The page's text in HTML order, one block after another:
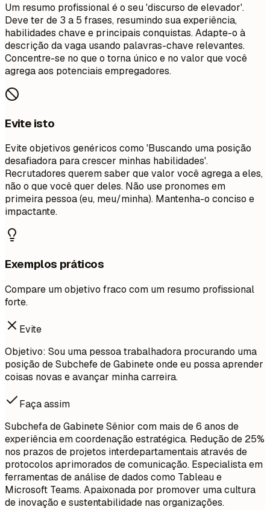
Um resumo profissional é o seu 'discurso de elevador'.
Deve ter de 3 a 5 frases, resumindo sua experiência,
habilidades chave e principais conquistas. Adapte-o à
descrição da vaga usando palavras-chave relevantes.
Concentre-se no que o torna único e no valor que você
agrega aos potenciais empregadores.
Evite isto
Evite objetivos genéricos como 'Buscando uma posição
desafiadora para crescer minhas habilidades'.
Recrutadores querem saber que valor você agrega a eles,
não o que você quer deles. Não use pronomes em
primeira pessoa (eu, meu/minha). Mantenha-o conciso e
impactante.
Exemplos práticos
Compare um objetivo fraco com um resumo profissional
forte.
Evite
Objetivo: Sou uma pessoa trabalhadora procurando uma
posição de Subchefe de Gabinete onde eu possa aprender
coisas novas e avançar minha carreira.
Faça assim
Subchefa de Gabinete Sênior com mais de 6 anos de
experiência em coordenação estratégica. Redução de 25%
nos prazos de projetos interdepartamentais através de
protocolos aprimorados de comunicação. Especialista em
ferramentas de análise de dados como Tableau e
Microsoft Teams. Apaixonada por promover uma cultura
de inovação e sustentabilidade nas organizações.